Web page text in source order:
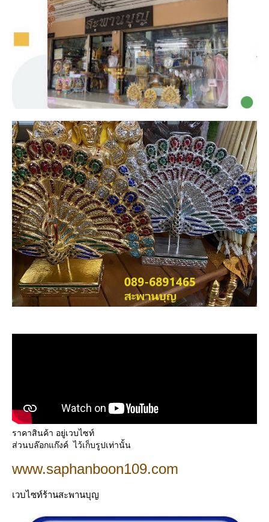
ราคาสินค้า อยู่เวบไซท์
ส่วนบล๊อกแก๊งค์ ไว้เก็บรูปเท่านั้น
www.saphanboon109.com
เวบไซท์ร้านสะพานบุญ